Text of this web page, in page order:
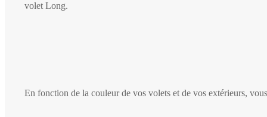
volet Long.
En fonction de la couleur de vos volets et de vos extérieurs,